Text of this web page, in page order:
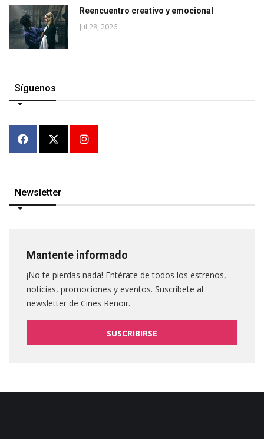
Reencuentro creativo y emocional
Jul 28, 2026
Síguenos
Newsletter
Mantente informado
¡No te pierdas nada! Entérate de todos los estrenos,
noticias, promociones y eventos. Suscribete al
newsletter de Cines Renoir.
SUSCRIBIRSE